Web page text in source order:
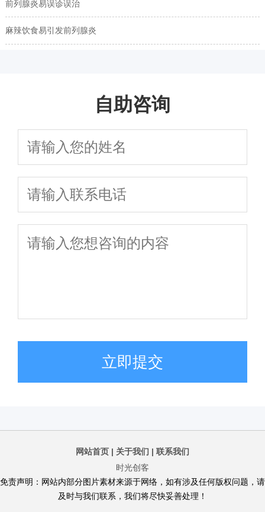
前列腺炎易误诊误治
麻辣饮食易引发前列腺炎
自助咨询
立即提交
网站首页 | 关于我们 | 联系我们
时光创客
免责声明：网站内部分图片素材来源于网络，如有涉及任何版权问题，请
及时与我们联系，我们将尽快妥善处理！